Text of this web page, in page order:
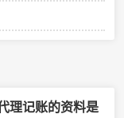
理记账的资料是